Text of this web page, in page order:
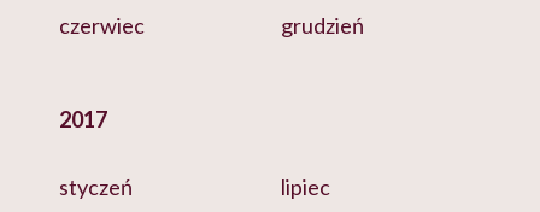
czerwiec
grudzień
2017
styczeń
lipiec